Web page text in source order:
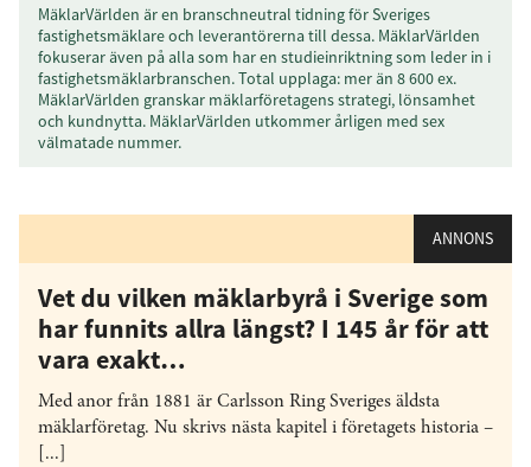
MäklarVärlden är en branschneutral tidning för Sveriges
fastighetsmäklare och leverantörerna till dessa. MäklarVärlden
fokuserar även på alla som har en studieinriktning som leder in i
fastighetsmäklarbranschen. Total upplaga: mer än 8 600 ex.
MäklarVärlden granskar mäklarföretagens strategi, lönsamhet
och kundnytta. MäklarVärlden utkommer årligen med sex
välmatade nummer.
ANNONS
Vet du vilken mäklarbyrå i Sverige som
har funnits allra längst? I 145 år för att
vara exakt…
Med anor från 1881 är Carlsson Ring Sveriges äldsta
mäklarföretag. Nu skrivs nästa kapitel i företagets historia –
[...]